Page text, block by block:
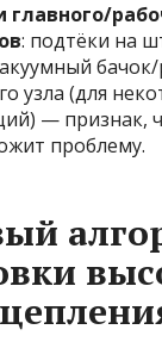
главного/
: подтёки на
узла (для
— признак,
проблему.